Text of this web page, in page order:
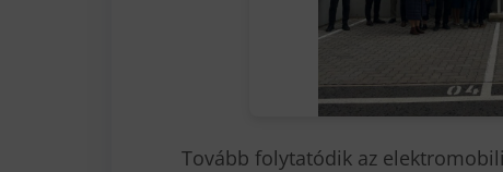
Tovább folytatódik az